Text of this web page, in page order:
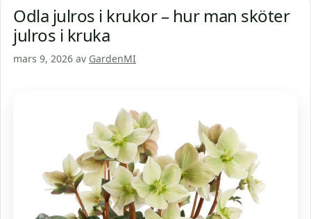
Odla julros i krukor – hur man sköter
julros i kruka
mars 9, 2026 av GardenMI